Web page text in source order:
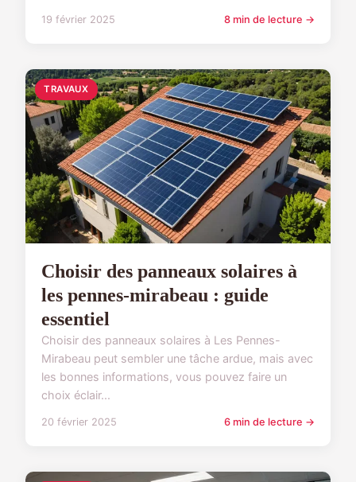
19 février 2025 8 min de lecture →
TRAVAUX
Choisir des panneaux solaires à
les pennes-mirabeau : guide
essentiel
Choisir des panneaux solaires à Les Pennes-
Mirabeau peut sembler une tâche ardue, mais avec
les bonnes informations, vous pouvez faire un
choix éclair...
20 février 2025 6 min de lecture →